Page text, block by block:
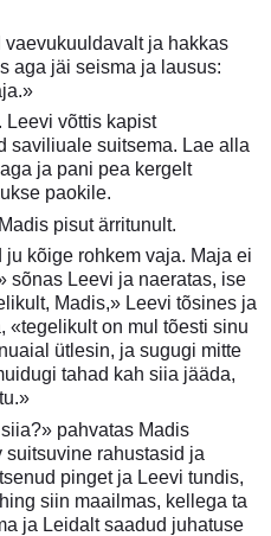
vaevukuuldavalt ja hakkas
aga jäi seisma ja lausus:
Leevi võttis kapist
saviliuale suitsema. Lae alla
ja pani pea kergelt
paokile.
pisut ärritunult.
kõige rohkem vaja. Maja ei
sõnas Leevi ja naeratas, ise
Madis,» Leevi tõsines ja
«tegelikult on mul tõesti sinu
ütlesin, ja sugugi mitte
tahad kah siia jääda,
pahvatas Madis
suitsuvine rahustasid ja
pinget ja Leevi tundis,
siin maailmas, kellega ta
ja Leidalt saadud juhatuse